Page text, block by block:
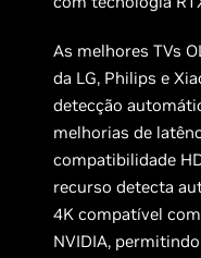
As melhores TVs
da LG, Philips e
detecção
melhorias de
compatibilidade
recurso detecta
4K compatível
NVIDIA,